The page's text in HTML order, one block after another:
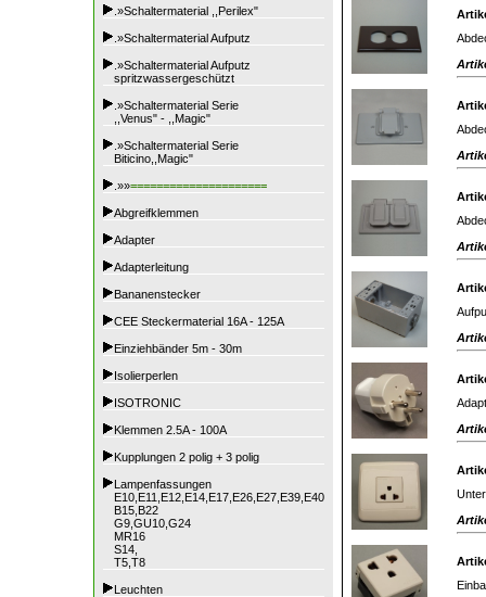
.»Schaltermaterial ,,Perilex"
.»Schaltermaterial Aufputz
.»Schaltermaterial Aufputz
spritzwassergeschützt
.»Schaltermaterial Serie
,,Venus" - ,,Magic"
.»Schaltermaterial Serie
Biticino,,Magic"
.»»=====================
Abgreifklemmen
Adapter
Adapterleitung
Bananenstecker
CEE Steckermaterial 16A - 125A
Einziehbänder 5m - 30m
Isolierperlen
ISOTRONIC
Klemmen 2.5A - 100A
Kupplungen 2 polig + 3 polig
Lampenfassungen
E10,E11,E12,E14,E17,E26,E27,E39,E40
B15,B22
G9,GU10,G24
MR16
S14,
T5,T8
Leuchten